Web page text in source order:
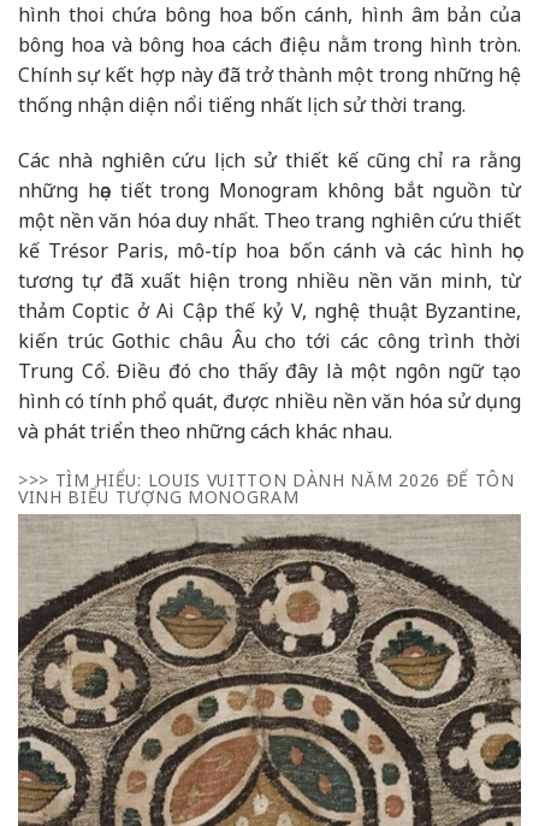
hình thoi chứa bông hoa bốn cánh, hình âm bản của
bông hoa và bông hoa cách điệu nằm trong hình tròn.
Chính sự kết hợp này đã trở thành một trong những hệ
thống nhận diện nổi tiếng nhất lịch sử thời trang.
Các nhà nghiên cứu lịch sử thiết kế cũng chỉ ra rằng
những họa tiết trong Monogram không bắt nguồn từ
một nền văn hóa duy nhất. Theo trang nghiên cứu thiết
kế Trésor Paris, mô-típ hoa bốn cánh và các hình học
tương tự đã xuất hiện trong nhiều nền văn minh, từ
thảm Coptic ở Ai Cập thế kỷ V, nghệ thuật Byzantine,
kiến trúc Gothic châu Âu cho tới các công trình thời
Trung Cổ. Điều đó cho thấy đây là một ngôn ngữ tạo
hình có tính phổ quát, được nhiều nền văn hóa sử dụng
và phát triển theo những cách khác nhau.
>>> TÌM HIỂU: LOUIS VUITTON DÀNH NĂM 2026 ĐỂ TÔN
VINH BIỂU TƯỢNG MONOGRAM